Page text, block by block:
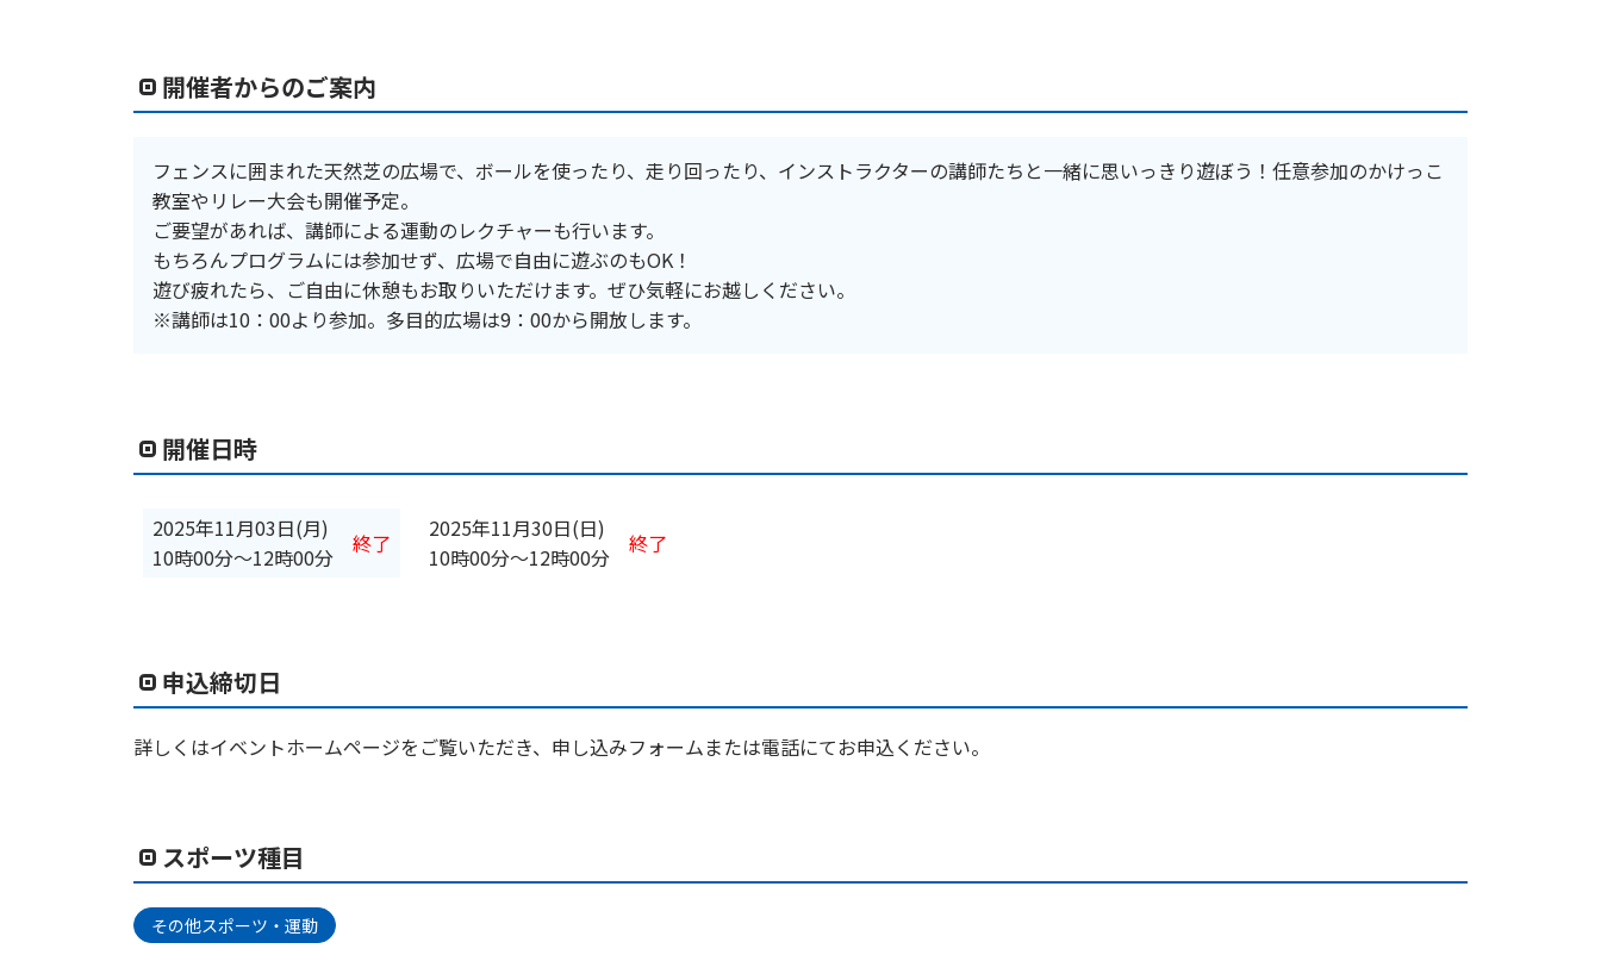
開催者からのご案内
フェンスに囲まれた天然芝の広場で、ボールを使ったり、走り回ったり、インストラクターの講師たちと一緒に思いっきり遊ぼう！任意参加のかけっこ
教室やリレー大会も開催予定。
ご要望があれば、講師による運動のレクチャーも行います。
もちろんプログラムには参加せず、広場で自由に遊ぶのもOK！
遊び疲れたら、ご自由に休憩もお取りいただけます。ぜひ気軽にお越しください。
※講師は10：00より参加。多目的広場は9：00から開放します。
開催日時
2025年11月03日(月)
10時00分〜12時00分
終了
2025年11月30日(日)
10時00分〜12時00分
終了
申込締切日
詳しくはイベントホームページをご覧いただき、申し込みフォームまたは電話にてお申込ください。
スポーツ種目
その他スポーツ・運動